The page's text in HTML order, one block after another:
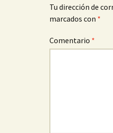
Tu dirección de
marcados con *
Comentario *